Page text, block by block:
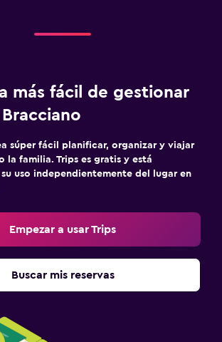
más fácil de gestionar
súper fácil planificar, organizar y viajar
la familia. Trips es gratis y está
uso independientemente del lugar en
Empezar a usar Trips
Buscar mis reservas